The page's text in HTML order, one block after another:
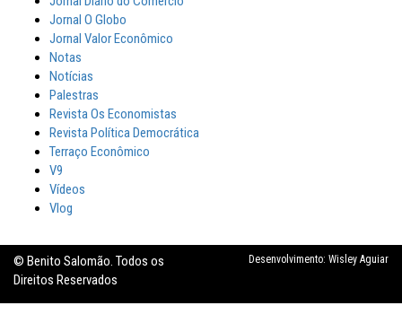
Jornal O Globo
Jornal Valor Econômico
Notas
Notícias
Palestras
Revista Os Economistas
Revista Política Democrática
Terraço Econômico
V9
Vídeos
Vlog
© Benito Salomão. Todos os
Direitos Reservados
Desenvolvimento: Wisley Aguiar